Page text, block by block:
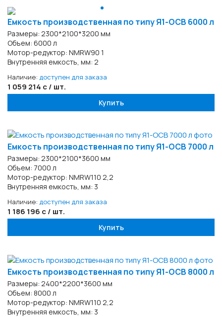
Емкость производственная по типу Я1-ОСВ 6000 л
Размеры: 2300*2100*3200 мм
Объем: 6000 л
Мотор-редуктор: NMRW90 1
Внутренняя емкость, мм: 2
Наличие: доступен для заказа
1 059 214 с / шт.
Купить
Емкость производственная по типу Я1-ОСВ 7000 л
Размеры: 2300*2100*3600 мм
Объем: 7000 л
Мотор-редуктор: NMRW110 2,2
Внутренняя емкость, мм: 3
Наличие: доступен для заказа
1 186 196 с / шт.
Купить
Емкость производственная по типу Я1-ОСВ 8000 л
Размеры: 2400*2200*3600 мм
Объем: 8000 л
Мотор-редуктор: NMRW110 2,2
Внутренняя емкость, мм: 3